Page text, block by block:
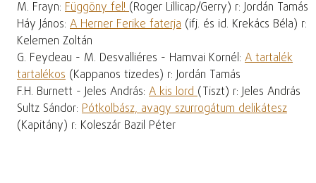
M. Frayn: Függöny fel!(Roger Lillicap/Gerry) r: Jordán Tamás
Háy János: A Herner Ferike faterja (ifj. és id. Krekács Béla) r:
Kelemen Zoltán
G. Feydeau - M. Desvalliéres - Hamvai Kornél: A tartalék
tartalékos (Kappanos tizedes) r: Jordán Tamás
F.H. Burnett - Jeles András: A kis lord(Tiszt) r: Jeles András
Sultz Sándor: Pótkolbász, avagy szurrogátum delikátesz
(Kapitány) r: Koleszár Bazil Péter